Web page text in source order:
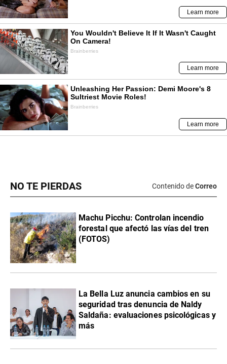
NO TE PIERDAS Contenido deCorreo
Machu Picchu: Controlan incendio
forestal que afectó las vías del tren
(FOTOS)
La Bella Luz anuncia cambios en su
seguridad tras denuncia de Naldy
Saldaña: evaluaciones psicológicas y
más